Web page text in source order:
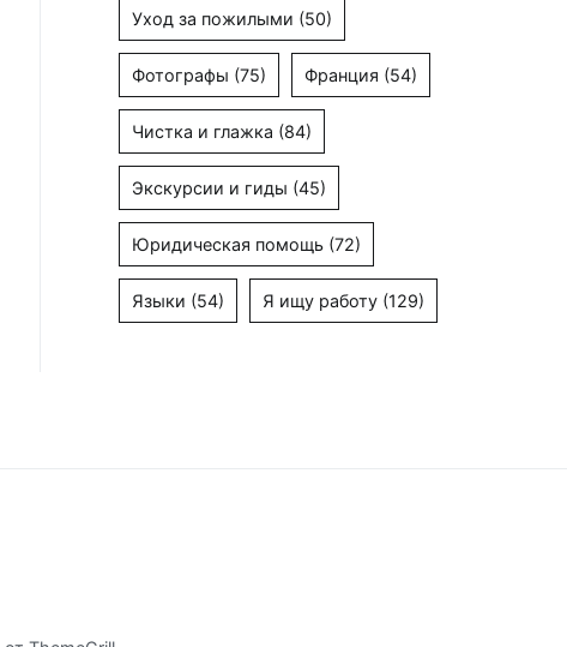
Уход за пожилыми (50)
Фотографы (75) Франция (54)
Чистка и глажка (84)
Экскурсии и гиды (45)
Юридическая помощь (72)
Языки (54) Я ищу работу (129)